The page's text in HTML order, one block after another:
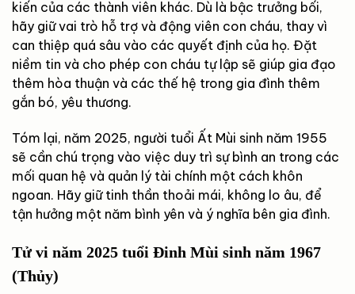
kiến của các thành viên khác. Dù là bậc trưởng bối,
hãy giữ vai trò hỗ trợ và động viên con cháu, thay vì
can thiệp quá sâu vào các quyết định của họ. Đặt
niềm tin và cho phép con cháu tự lập sẽ giúp gia đạo
thêm hòa thuận và các thế hệ trong gia đình thêm
gắn bó, yêu thương.
Tóm lại, năm 2025, người tuổi Ất Mùi sinh năm 1955
sẽ cần chú trọng vào việc duy trì sự bình an trong các
mối quan hệ và quản lý tài chính một cách khôn
ngoan. Hãy giữ tinh thần thoải mái, không lo âu, để
tận hưởng một năm bình yên và ý nghĩa bên gia đình.
Tử vi năm 2025 tuổi Đinh Mùi sinh năm 1967
(Thủy)